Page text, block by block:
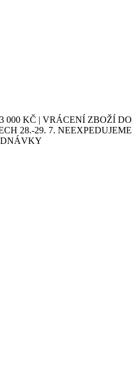
000 KČ | VRÁCENÍ ZBOŽÍ DO
28.-29. 7. NEEXPEDUJEME